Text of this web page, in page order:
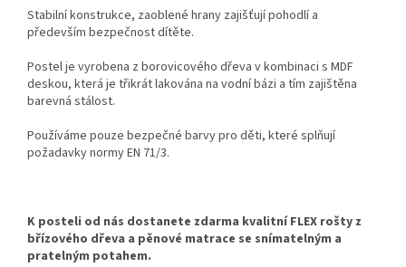
Stabilní konstrukce, zaoblené hrany zajišťují pohodlí a
především bezpečnost dítěte.
Postel je vyrobena z borovicového dřeva v kombinaci s MDF
deskou, která je třikrát lakována na vodní bázi a tím zajištěna
barevná stálost.
Používáme pouze bezpečné barvy pro děti, které splňují
požadavky normy EN 71/3.
K posteli od nás dostanete zdarma kvalitní FLEX rošty z
břízového dřeva a pěnové matrace se snímatelným a
pratelným potahem.